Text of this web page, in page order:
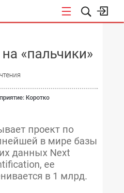
«пальчики»
Коротко
проект по
в мире базы
данных Next
ее
в 1 млрд.